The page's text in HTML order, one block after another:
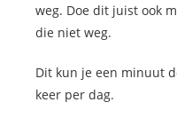
weg. Doe dit juist ook
die niet weg.
Dit kun je een minuut
keer per dag.